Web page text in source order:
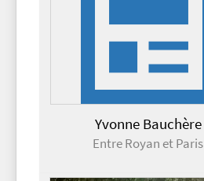
Yvonne Bauchère
Entre Royan et Paris